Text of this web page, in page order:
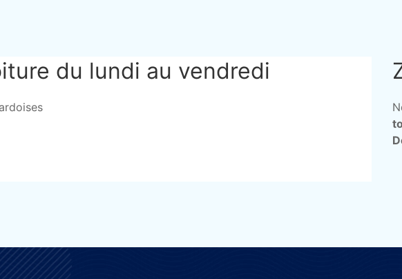
du lundi au vendredi